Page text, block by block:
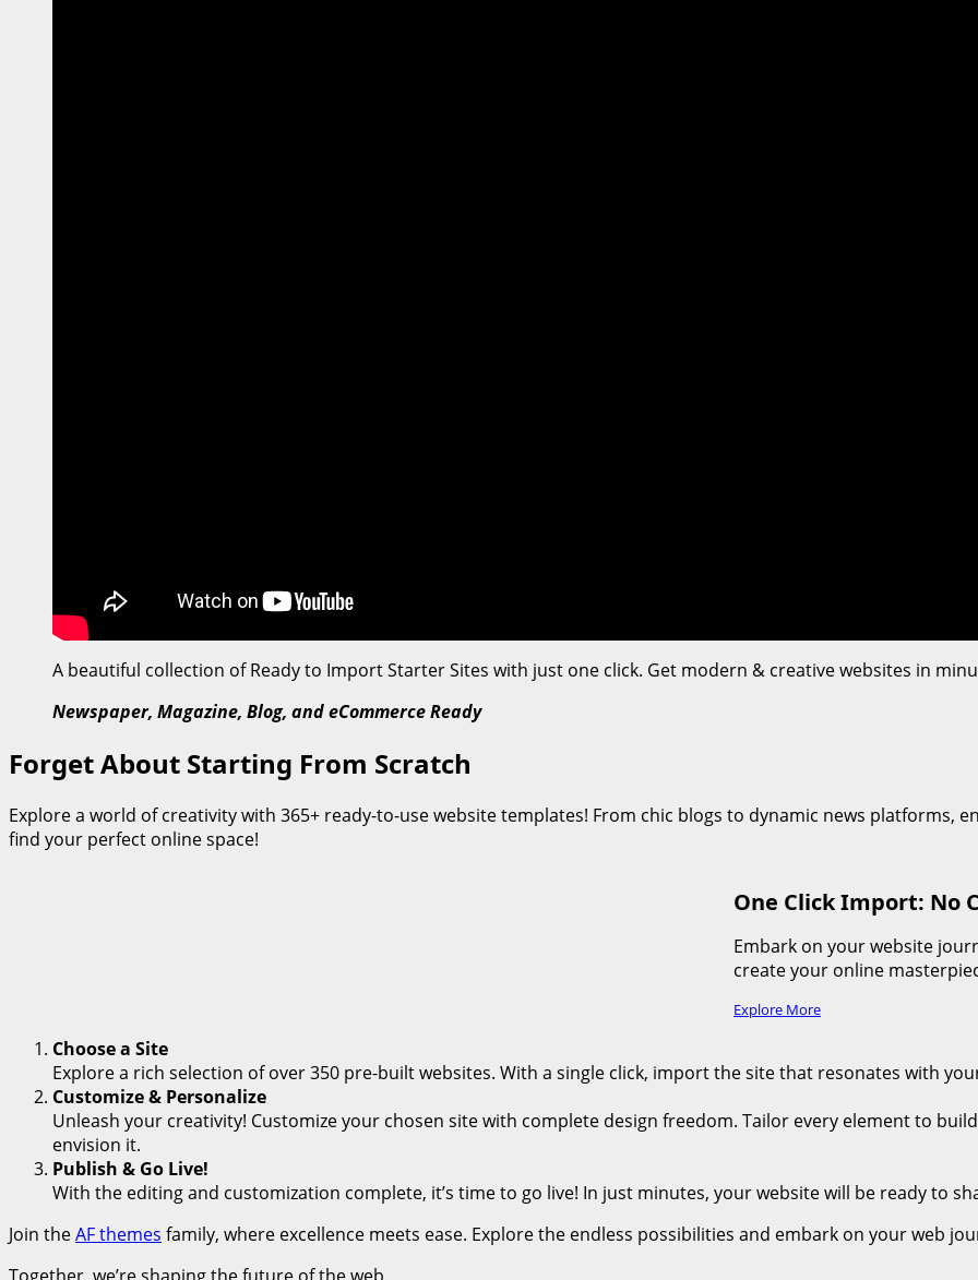
A beautiful collection of Ready to Import Starter Sites with just one click. Get modern & creative websites in
Newspaper, Magazine, Blog, and eCommerce Ready
Forget About Starting From Scratch
Explore a world of creativity with 365+ ready-to-use website templates! From chic blogs to dynamic news platforms,
find your perfect online space!
One Click Import: No
Embark on your website
create your online
Explore More
Choose a Site
Explore a rich selection of over 350 pre-built websites. With a single click, import the site that resonates with
Customize & Personalize
Unleash your creativity! Customize your chosen site with complete design freedom. Tailor every element to
envision it.
Publish & Go Live!
With the editing and customization complete, it’s time to go live! In just minutes, your website will be ready to
Join theAF themes family, where excellence meets ease. Explore the endless possibilities and embark on your web